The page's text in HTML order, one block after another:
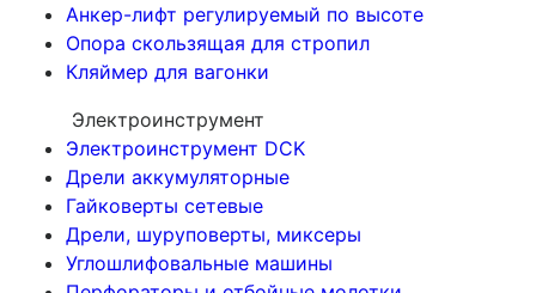
Анкер-лифт регулируемый по высоте
Опора скользящая для стропил
Кляймер для вагонки
Электроинструмент
Электроинструмент DCK
Дрели аккумуляторные
Гайковерты сетевые
Дрели, шуруповерты, миксеры
Углошлифовальные машины